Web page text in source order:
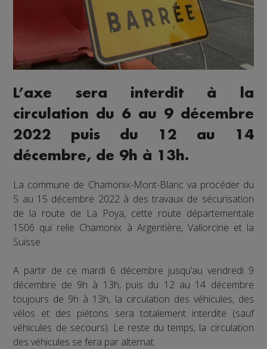
L’axe sera interdit à la
circulation du 6 au 9 décembre
2022 puis du 12 au 14
décembre, de 9h à 13h.
La commune de Chamonix-Mont-Blanc va procéder du
5 au 15 décembre 2022 à des travaux de sécurisation
de la route de La Poya, cette route départementale
1506 qui relie Chamonix à Argentière, Vallorcine et la
Suisse.
A partir de ce mardi 6 décembre jusqu’au vendredi 9
décembre de 9h à 13h, puis du 12 au 14 décembre
toujours de 9h à 13h, la circulation des véhicules, des
vélos et des piétons sera totalement interdite (sauf
véhicules de secours). Le reste du temps, la circulation
des véhicules se fera par alternat.